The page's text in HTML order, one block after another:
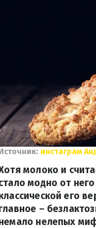
инстаграм
молоко и
модно от
его
–
нелепых